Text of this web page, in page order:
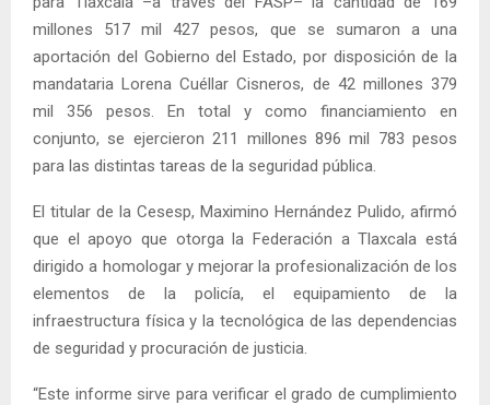
millones 517 mil 427 pesos, que se sumaron a una
aportación del Gobierno del Estado, por disposición de la
mandataria Lorena Cuéllar Cisneros, de 42 millones 379
mil 356 pesos. En total y como financiamiento en
conjunto, se ejercieron 211 millones 896 mil 783 pesos
para las distintas tareas de la seguridad pública.
El titular de la Cesesp, Maximino Hernández Pulido, afirmó
que el apoyo que otorga la Federación a Tlaxcala está
dirigido a homologar y mejorar la profesionalización de los
elementos de la policía, el equipamiento de la
infraestructura física y la tecnológica de las dependencias
de seguridad y procuración de justicia.
“Este informe sirve para verificar el grado de cumplimiento